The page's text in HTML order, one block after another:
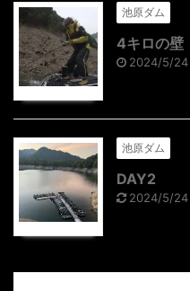
池原ダム
4キロの壁
2024/5/24
池原ダム
DAY2
2024/5/24